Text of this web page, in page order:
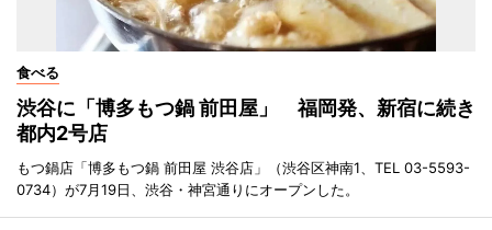
食べる
渋谷に「博多もつ鍋 前田屋」 福岡発、新宿に続き
都内2号店
もつ鍋店「博多もつ鍋 前田屋 渋谷店」（渋谷区神南1、TEL 03-5593-
0734）が7月19日、渋谷・神宮通りにオープンした。